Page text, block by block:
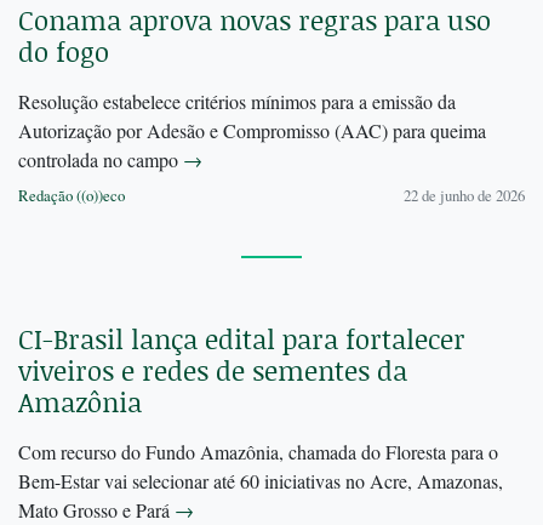
Conama aprova novas regras para uso
do fogo
Resolução estabelece critérios mínimos para a emissão da
Autorização por Adesão e Compromisso (AAC) para queima
controlada no campo →
Redação ((o))eco 22 de junho de 2026
CI-Brasil lança edital para fortalecer
viveiros e redes de sementes da
Amazônia
Com recurso do Fundo Amazônia, chamada do Floresta para o
Bem-Estar vai selecionar até 60 iniciativas no Acre, Amazonas,
Mato Grosso e Pará →